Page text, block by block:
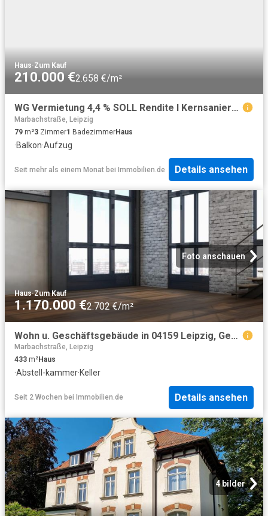
Haus·Zum Kauf
210.000 €2.658 €/m²
WG Vermietung 4,4 % SOLL Rendite I Kernsanierung in 2016 I Balkon I Tageslichtbad mit Wanne
Marbachstraße, Leipzig
79 m²3 Zimmer1 BadezimmerHaus
·Balkon·Aufzug
Seit mehr als einem Monat bei Immobilien.de Details ansehen
Foto anschauen
Haus·Zum Kauf
1.170.000 €2.702 €/m²
Wohn u. Geschäftsgebäude in 04159 Leipzig, Georg Schumann Str
Marbachstraße, Leipzig
433 m²Haus
·Abstell-kammer·Keller
Seit 2 Wochen bei Immobilien.de Details ansehen
4 bilder